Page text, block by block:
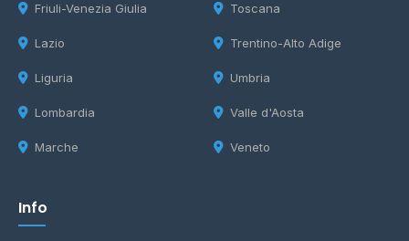
Friuli-Venezia Giulia
Lazio
Liguria
Lombardia
Marche
Toscana
Trentino-Alto Adige
Umbria
Valle d'Aosta
Veneto
Info